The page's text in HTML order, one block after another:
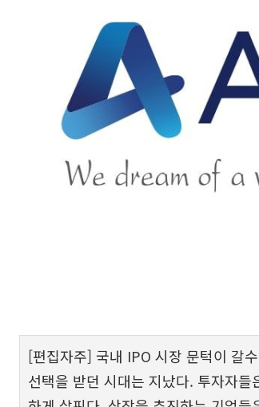
[편집자주] 국내 IPO 시장 문턱이 갈
선택을 받던 시대는 지났다. 투자자